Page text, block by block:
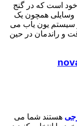
خود است که در گنج
وسایلی همچون یک
سیستم یون یاب می
و راندمان در حین
هستند شما می